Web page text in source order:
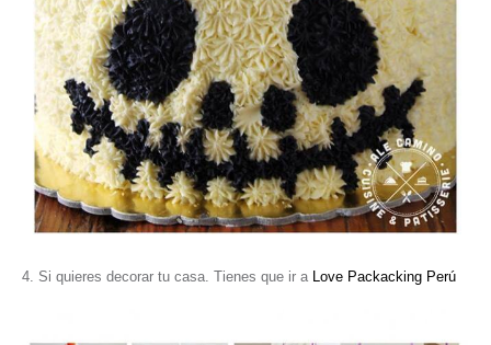
4. Si quieres decorar tu casa. Tienes que ir a Love Packacking Perú